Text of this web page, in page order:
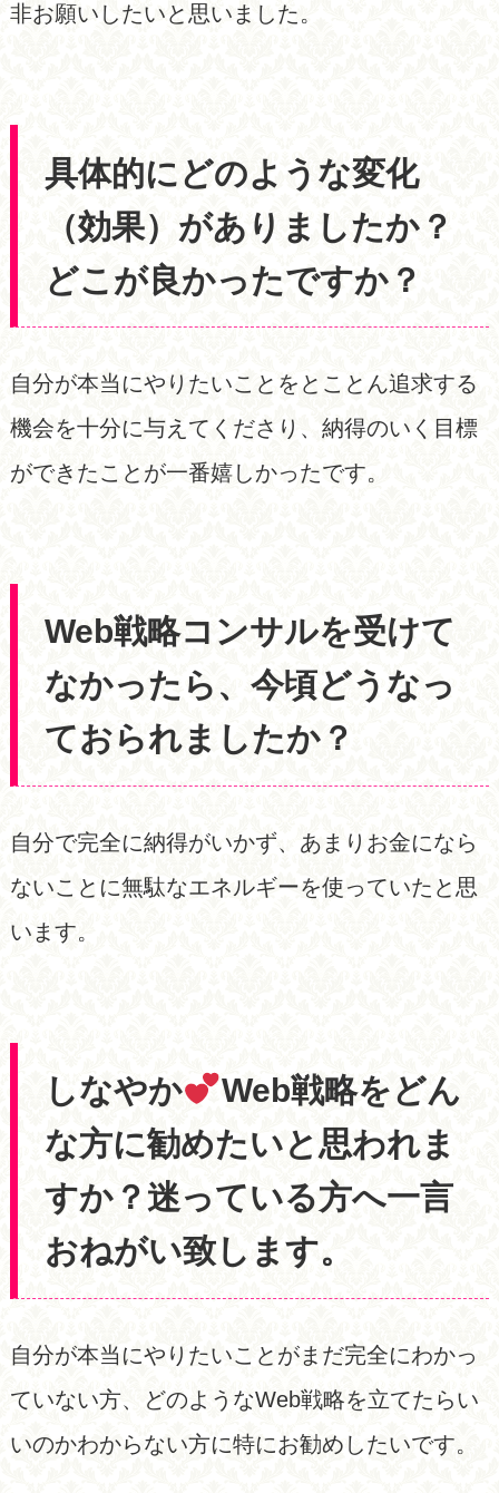
非お願いしたいと思いました。
具体的にどのような変化
（効果）がありましたか？
どこが良かったですか？
自分が本当にやりたいことをとことん追求する
機会を十分に与えてくださり、納得のいく目標
ができたことが一番嬉しかったです。
Web戦略コンサルを受けて
なかったら、今頃どうなっ
ておられましたか？
自分で完全に納得がいかず、あまりお金になら
ないことに無駄なエネルギーを使っていたと思
います。
しなやか
Web戦略をどん
な方に勧めたいと思われま
すか？迷っている方へ一言
おねがい致します。
自分が本当にやりたいことがまだ完全にわかっ
ていない方、どのようなWeb戦略を立てたらい
いのかわからない方に特にお勧めしたいです。